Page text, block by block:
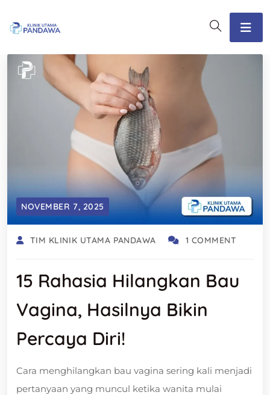
NOVEMBER 7, 2025
TIM KLINIK UTAMA PANDAWA 1 COMMENT
15 Rahasia Hilangkan Bau
Vagina, Hasilnya Bikin
Percaya Diri!
Cara menghilangkan bau vagina sering kali menjadi
pertanyaan yang muncul ketika wanita mulai